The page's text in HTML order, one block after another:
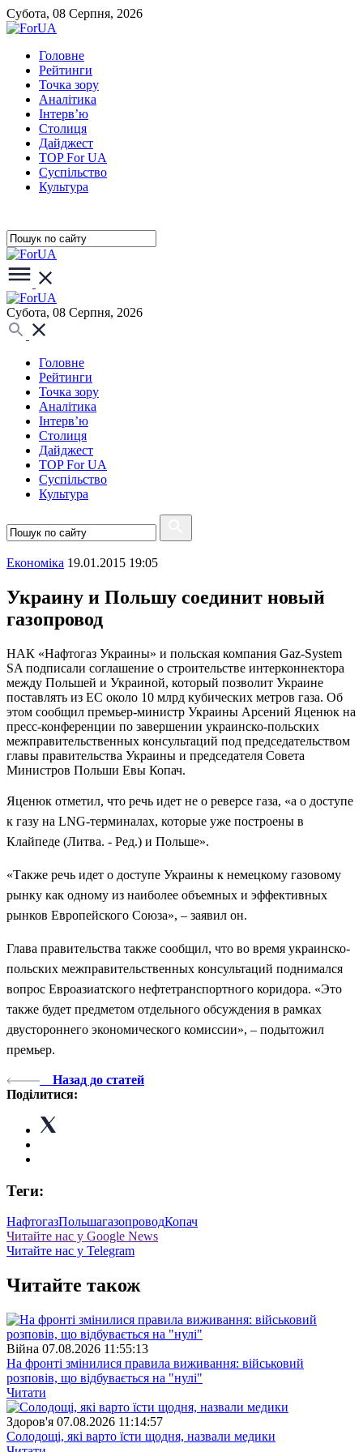
Субота, 08 Серпня, 2026
Головне
Рейтинги
Точка зору
Аналітика
Інтерв’ю
Столиця
Дайджест
TOP For UA
Суспiльство
Культура
Субота, 08 Серпня, 2026
Головне
Рейтинги
Точка зору
Аналітика
Інтерв’ю
Столиця
Дайджест
TOP For UA
Суспiльство
Культура
Економіка 19.01.2015 19:05
Украину и Польшу соединит новый
газопровод
НАК «Нафтогаз Украины» и польская компания Gaz-System
SA подписали соглашение о строительстве интерконнектора
между Польшей и Украиной, который позволит Украине
поставлять из ЕС около 10 млрд кубических метров газа. Об
этом сообщил премьер-министр Украины Арсений Яценюк на
пресс-конференции по завершении украинско-польских
межправительственных консультаций под председательством
главы правительства Украины и председателя Совета
Министров Польши Евы Копач.
Яценюк отметил, что речь идет не о реверсе газа, «а о доступе
к газу на LNG-терминалах, которые уже построены в
Клайпеде (Литва. - Ред.) и Польше».
«Также речь идет о доступе Украины к немецкому газовому
рынку как одному из наиболее объемных и эффективных
рынков Европейского Союза», – заявил он.
Глава правительства также сообщил, что во время украинско-
польских межправительственных консультаций поднимался
вопрос Евроазиатского нефтетранспортного коридора. «Это
также будет предметом отдельного обсуждения в рамках
двустороннего экономического комиссии», – подытожил
премьер.
Назад до статей
Поділитися:
Теги:
НафтогазПольшагазопроводКопач
Читайте нас у Google News
Читайте нас у Telegram
Читайте також
Війна 07.08.2026 11:55:13
На фронті змінилися правила виживання: військовий
розповів, що відбувається на "нулі"
Читати
Здоров'я 07.08.2026 11:14:57
Солодощі, які варто їсти щодня, назвали медики